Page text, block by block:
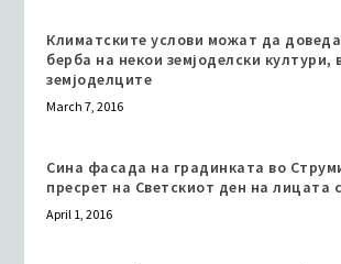
Климатските услови можат да
берба на некои земјоделски култури,
земјоделците
March 7, 2016
Сина фасада на градинката во
пресрет на Светскиот ден на лицата
April 1, 2016